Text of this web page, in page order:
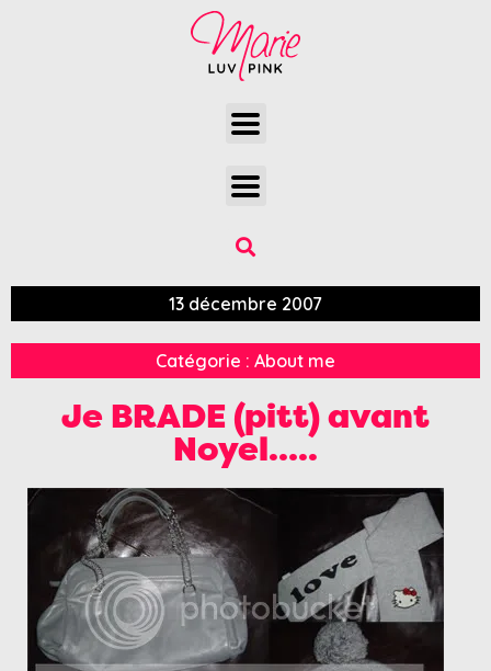
13 décembre 2007
Catégorie : About me
Je BRADE (pitt) avant
Noyel…..